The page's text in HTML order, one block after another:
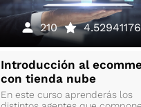
210
Introducción al
con tienda nube
En este curso aprenderás los